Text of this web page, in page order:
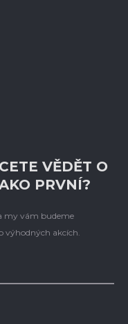
VĚDĚT O
PRVNÍ?
my vám budeme
výhodných akcích.